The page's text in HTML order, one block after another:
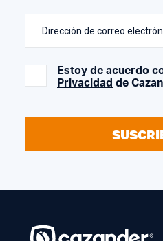
Dirección de correo
Estoy de acuerdo
Privacidad de